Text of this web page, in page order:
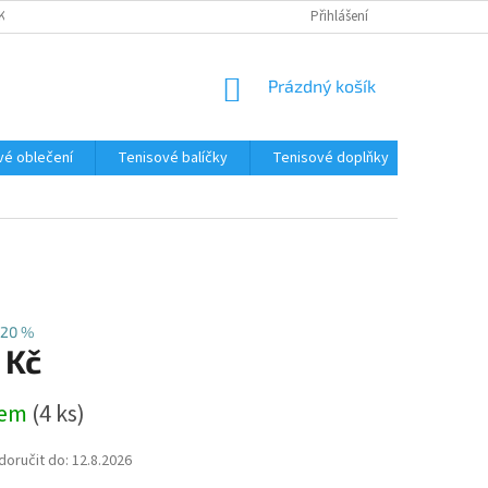
TABULKY VELIKOSTÍPřihlášení
NÁKUPNÍ
Prázdný košík
oblečení Tenisové balíčky Tenisové doplňky
%
(4 ks)
do: 12.8.2026